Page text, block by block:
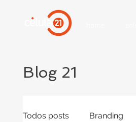
Blog 21
Todos posts Branding